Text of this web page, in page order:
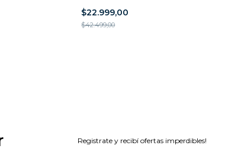
$22.999,00
$42.499,00
Registrate y recibí ofertas imperdibles!